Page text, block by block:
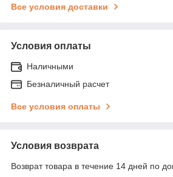
Все условия доставки
Условия оплаты
Наличными
Безналичный расчет
Все условия оплаты
Условия возврата
Возврат товара в течение 14 дней по